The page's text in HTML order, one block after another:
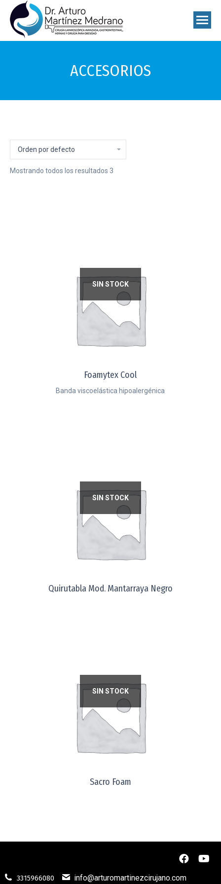
ACCESORIOS
Mostrando todos los resultados 3
SIN STOCK
Foamytex Cool
Banda viscoelástica hipoalergénica
SIN STOCK
Quirutabla Mod. Mantarraya Negro
SIN STOCK
Sacro Foam
3315966080 info@arturomartinezcirujano.com